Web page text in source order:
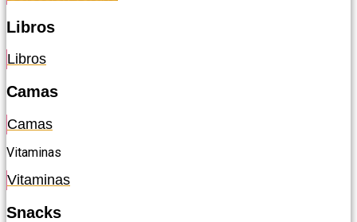
Libros
Libros
Camas
Camas
Vitaminas
Vitaminas
Snacks